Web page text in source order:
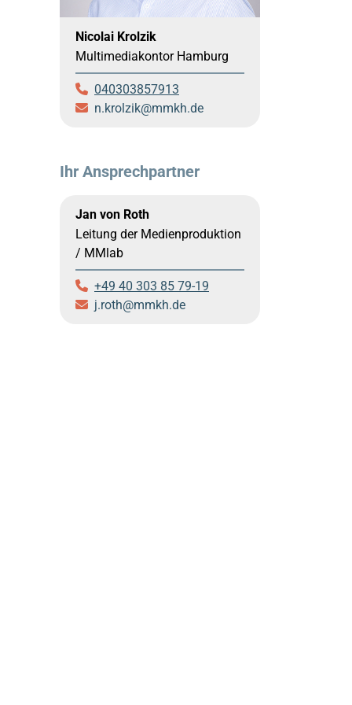
Nicolai Krolzik
Multimediakontor Hamburg
040303857913
n.krolzik
mmkh.de
Ihr Ansprechpartner
Jan von Roth
Leitung der Medienproduktion
/ MMlab
+49 40 303 85 79-19
j.roth
mmkh.de